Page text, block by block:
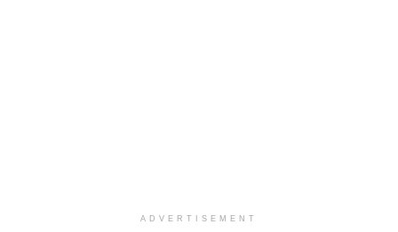
ADVERTISEMENT